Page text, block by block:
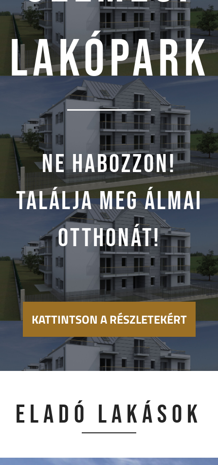
LAKÓPARK
NE HABOZZON!
TALÁLJA MEG ÁLMAI
OTTHONÁT!
KATTINTSON A RÉSZLETEKÉRT
ELADÓ LAKÁSOK